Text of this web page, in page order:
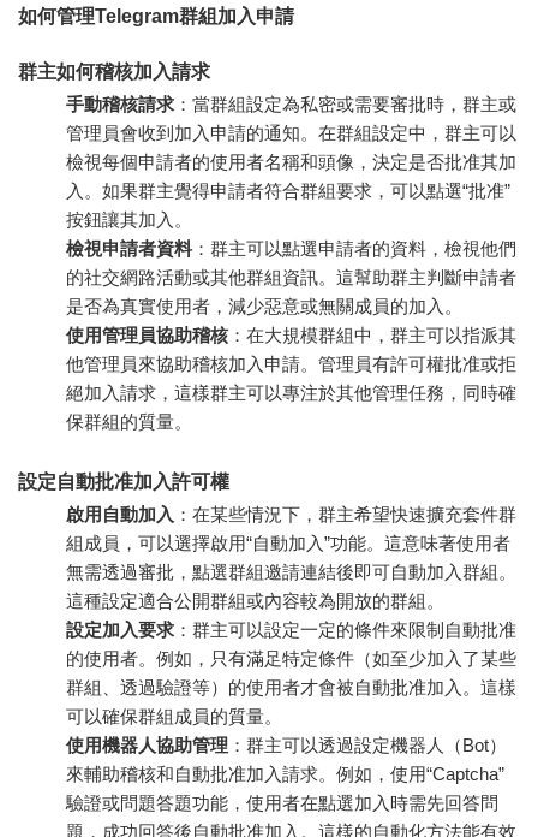
如何管理Telegram群組加入申請
群主如何稽核加入請求
手動稽核請求 ：當群組設定為私密或需要審批時，群主或
管理員會收到加入申請的通知。在群組設定中，群主可以
檢視每個申請者的使用者名稱和頭像，決定是否批准其加
入。如果群主覺得申請者符合群組要求，可以點選“批准”
按鈕讓其加入。
檢視申請者資料 ：群主可以點選申請者的資料，檢視他們
的社交網路活動或其他群組資訊。這幫助群主判斷申請者
是否為真實使用者，減少惡意或無關成員的加入。
使用管理員協助稽核：在大規模群組中，群主可以指派其
他管理員來協助稽核加入申請。管理員有許可權批准或拒
絕加入請求，這樣群主可以專注於其他管理任務，同時確
保群組的質量。
設定自動批准加入許可權
啟用自動加入 ：在某些情況下，群主希望快速擴充套件群
組成員，可以選擇啟用“自動加入”功能。這意味著使用者
無需透過審批，點選群組邀請連結後即可自動加入群組。
這種設定適合公開群組或內容較為開放的群組。
設定加入要求 ：群主可以設定一定的條件來限制自動批准
的使用者。例如，只有滿足特定條件（如至少加入了某些
群組、透過驗證等）的使用者才會被自動批准加入。這樣
可以確保群組成員的質量。
使用機器人協助管理 ：群主可以透過設定機器人（Bot）
來輔助稽核和自動批准加入請求。例如，使用“Captcha”
驗證或問題答題功能，使用者在點選加入時需先回答問
題，成功回答後自動批准加入。這樣的自動化方法能有效